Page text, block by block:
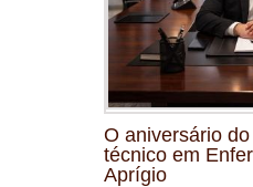
O aniversário
técnico em
Aprígio